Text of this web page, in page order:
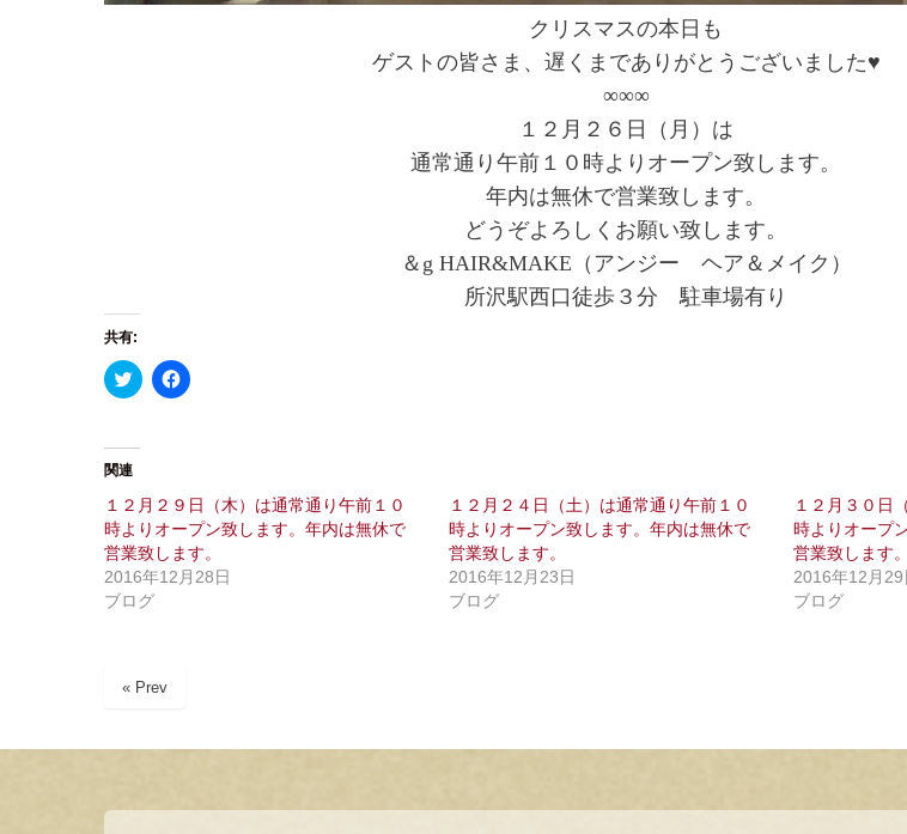
クリスマスの本日も
ゲストの皆さま、遅くまでありがとうございました♥
∞∞∞
１２月２６日（月）は
通常通り午前１０時よりオープン致します。
年内は無休で営業致します。
どうぞよろしくお願い致します。
＆g HAIR&MAKE（アンジー ヘア＆メイク）
所沢駅西口徒歩３分 駐車場有り
共有:
ク
リ
て
t
e
r
で
共
有
ウ
ウ
ま
F
a
で
共
有
す
る
に
い
い
関連
１２月２９日（木）は通常通り午前１０
時よりオープン致します。年内は無休で
営業致します。
2016年12月28日
ブログ
１２月２４日（土）は通常通り午前１０
時よりオープン致します。年内は無休で
営業致します。
2016年12月23日
ブログ
１２月３０日
時よりオープ
営業致します。
2016年12月29
ブログ
« Prev